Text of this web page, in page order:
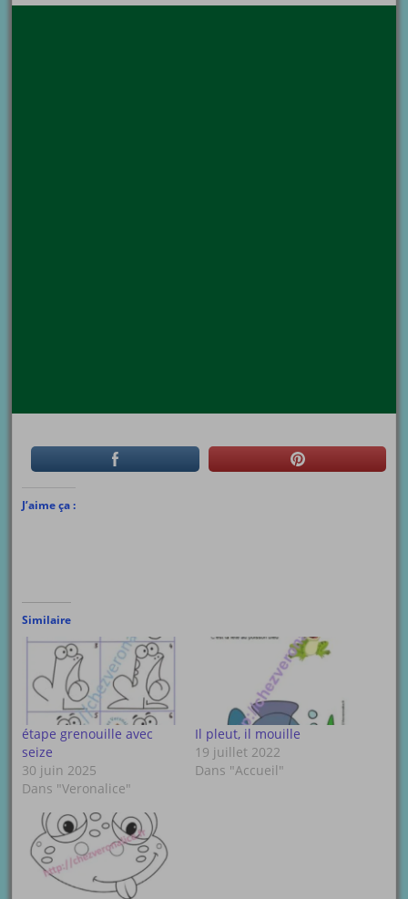
J’aime ça :
Similaire
étape grenouille avec
seize
30 juin 2025
Dans "Veronalice"
Il pleut, il mouille
19 juillet 2022
Dans "Accueil"